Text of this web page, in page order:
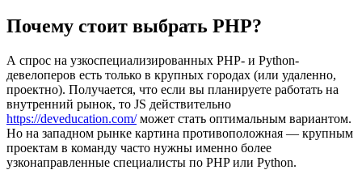
Почему стоит выбрать PHP?
А спрос на узкоспециализированных PHP- и Python-
девелоперов есть только в крупных городах (или удаленно,
проектно). Получается, что если вы планируете работать на
внутренний рынок, то JS действительно
https://deveducation.com/может стать оптимальным вариантом.
Но на западном рынке картина противоположная — крупным
проектам в команду часто нужны именно более
узконаправленные специалисты по PHP или Python.